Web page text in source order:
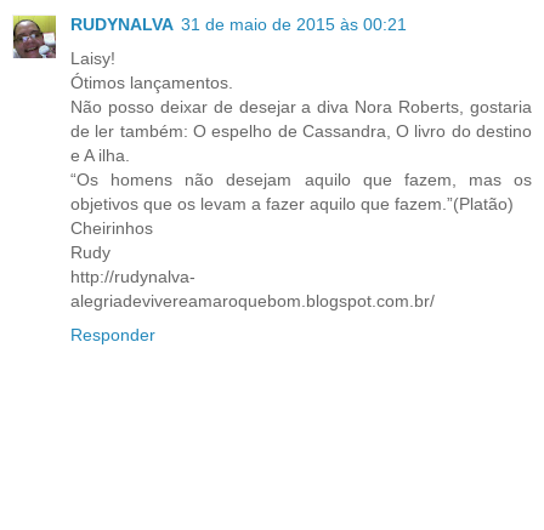
RUDYNALVA 31 de maio de 2015 às 00:21
Laisy!
Ótimos lançamentos.
Não posso deixar de desejar a diva Nora Roberts, gostaria
de ler também: O espelho de Cassandra, O livro do destino
e A ilha.
“Os homens não desejam aquilo que fazem, mas os
objetivos que os levam a fazer aquilo que fazem.”(Platão)
Cheirinhos
Rudy
http://rudynalva-
alegriadevivereamaroquebom.blogspot.com.br/
Responder